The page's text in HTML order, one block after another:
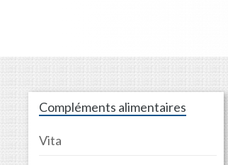
Compléments alimentaires
Vita